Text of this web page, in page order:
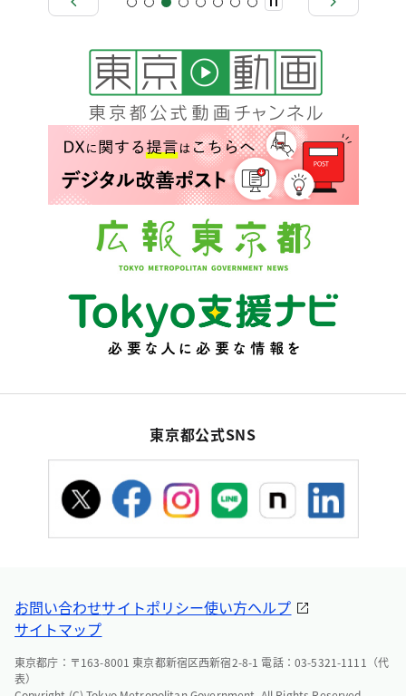
東京都公式SNS
お問い合わせサイトポリシー使い方ヘルプ
サイトマップ
東京都庁：〒163-8001 東京都新宿区西新宿2-8-1 電話：03-5321-1111（代
表）